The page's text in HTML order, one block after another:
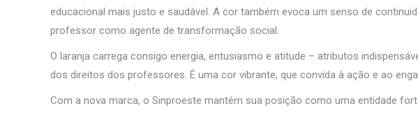
educacional mais justo e saudável. A cor também evoca um senso de
professor como agente de transformação social.
O laranja carrega consigo energia, entusiasmo e atitude – atributos
dos direitos dos professores. É uma cor vibrante, que convida à ação e ao
Com a nova marca, o Sinproeste mantém sua posição como uma entidade